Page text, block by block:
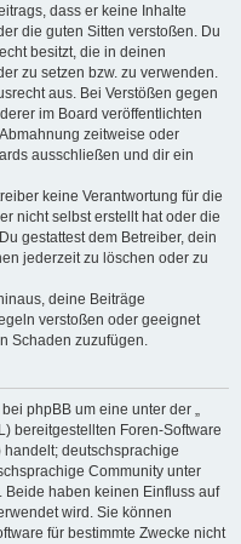
dass er keine Inhalte
die guten Sitten verstoßen. Du
besitzt, die in deinen
zu setzen bzw. zu verwenden.
aus. Bei Verstößen gegen
im Board veröffentlichten
zeitweise oder
ausschließen und dir ein
keine Verantwortung für die
nicht selbst erstellt hat oder die
gestattest dem Betreiber, dein
jederzeit zu löschen oder zu
deine Beiträge
verstoßen oder geeignet
Schaden zuzufügen.
phpBB um eine unter der „
bereitgestellten Foren-Software
deutschsprachige
Community unter
Beide haben keinen Einfluss auf
wird. Sie können
für bestimmte Zwecke nicht